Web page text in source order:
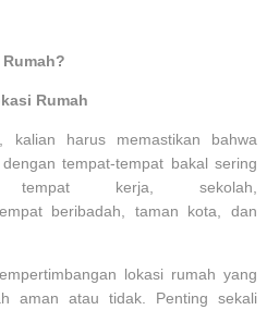
Rumah
kalian harus memastikan bahwa
tempat-tempat bakal sering
tempat kerja, sekolah,
beribadah, taman kota, dan
lokasi rumah yang
aman atau tidak. Penting sekali